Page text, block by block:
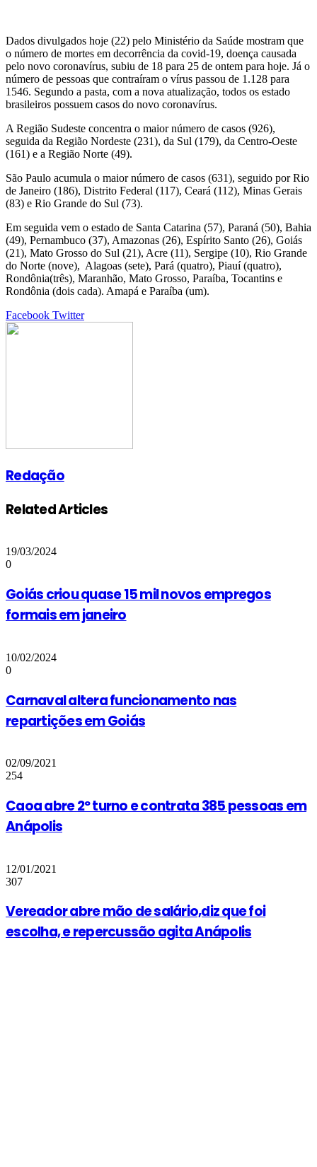
Dados divulgados hoje (22) pelo Ministério da Saúde mostram que
o número de mortes em decorrência da covid-19, doença causada
pelo novo coronavírus, subiu de 18 para 25 de ontem para hoje. Já o
número de pessoas que contraíram o vírus passou de 1.128 para
1546. Segundo a pasta, com a nova atualização, todos os estado
brasileiros possuem casos do novo coronavírus.
A Região Sudeste concentra o maior número de casos (926),
seguida da Região Nordeste (231), da Sul (179), da Centro-Oeste
(161) e a Região Norte (49).
São Paulo acumula o maior número de casos (631), seguido por Rio
de Janeiro (186), Distrito Federal (117), Ceará (112), Minas Gerais
(83) e Rio Grande do Sul (73).
Em seguida vem o estado de Santa Catarina (57), Paraná (50), Bahia
(49), Pernambuco (37), Amazonas (26), Espírito Santo (26), Goiás
(21), Mato Grosso do Sul (21), Acre (11), Sergipe (10), Rio Grande
do Norte (nove), Alagoas (sete), Pará (quatro), Piauí (quatro),
Rondônia(três), Maranhão, Mato Grosso, Paraíba, Tocantins e
Rondônia (dois cada). Amapá e Paraíba (um).
Facebook TwitterGoogle+
LinkedIn
StumbleUpon
Tumblr
Pinterest
Reddit
VKontakte
Share
Print
Redação
Related Articles
19/03/2024
0
Goiás criou quase 15 mil novos empregos
formais em janeiro
10/02/2024
0
Carnaval altera funcionamento nas
repartições em Goiás
02/09/2021
254
Caoa abre 2º turno e contrata 385 pessoas em
Anápolis
12/01/2021
307
Vereador abre mão de salário,diz que foi
escolha, e repercussão agita Anápolis